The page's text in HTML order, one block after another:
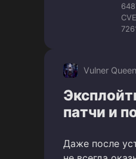
Vulner Queen
патчи и
Даже после